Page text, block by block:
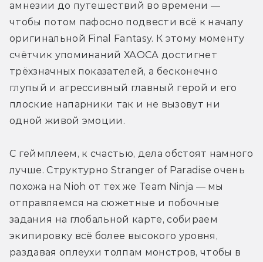
амнезии до путешествий во времени —
чтобы потом пафосно подвести всё к началу
оригинальной Final Fantasy. К этому моменту
счётчик упоминаний ХАОСА достигнет
трёхзначных показателей, а бесконечно
глупый и агрессивный главный герой и его
плоские напарники так и не вызовут ни
одной живой эмоции.
С геймплеем, к счастью, дела обстоят намного
лучше. Структурно Stranger of Paradise очень
похожа на Nioh от тех же Team Ninja — мы
отправляемся на сюжетные и побочные
задания на глобальной карте, собираем
экипировку всё более высокого уровня,
раздавая оплеухи толпам монстров, чтобы в